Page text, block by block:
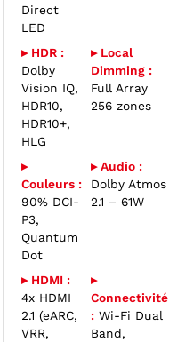
Direct
LED
▸ HDR :
Dolby
Vision IQ,
HDR10,
HDR10+,
HLG
▸ Local
Dimming :
Full Array
256 zones
▸
Couleurs :
90% DCI-
P3,
Quantum
Dot
▸ Audio :
Dolby Atmos
2.1 – 61W
▸ HDMI :
4x HDMI
2.1 (eARC,
VRR,
▸
Connectivité
:Wi-Fi Dual
Band,